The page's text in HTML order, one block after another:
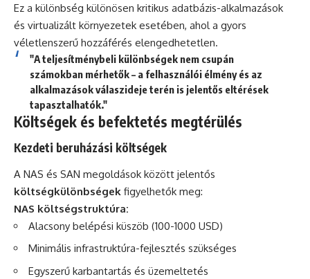
Ez a különbség különösen kritikus adatbázis-alkalmazások
és virtualizált környezetek esetében, ahol a gyors
véletlenszerű hozzáférés elengedhetetlen.
"A teljesítménybeli különbségek nem csupán
számokban mérhetők – a felhasználói élmény és az
alkalmazások válaszideje terén is jelentős eltérések
tapasztalhatók."
Költségek és befektetés megtérülés
Kezdeti beruházási költségek
A NAS és SAN megoldások között jelentős
költségkülönbségek figyelhetők meg:
NAS költségstruktúra:
Alacsony belépési küszöb (100-1000 USD)
Minimális infrastruktúra-fejlesztés szükséges
Egyszerű karbantartás és üzemeltetés